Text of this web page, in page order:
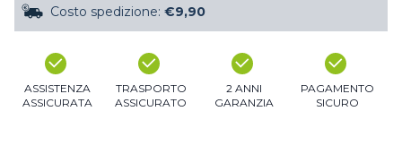
Costo spedizione: €9,90
ASSISTENZA
ASSICURATA
TRASPORTO
ASSICURATO
2 ANNI
GARANZIA
PAGAMENTO
SICURO